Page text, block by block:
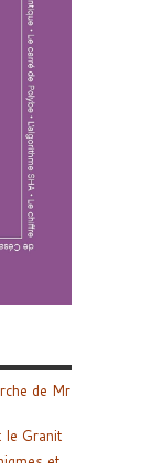
de Mr
le Granit